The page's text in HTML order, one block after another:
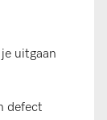
uitgaan
defect